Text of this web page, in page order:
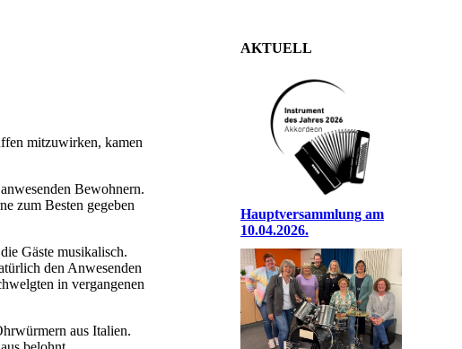
mitzuwirken, kamen
Bewohnern.
zum Besten gegeben
Gäste musikalisch.
den Anwesenden
in vergangenen
aus Italien.
AKTUELL
Hauptversammlung am
10.04.2026.